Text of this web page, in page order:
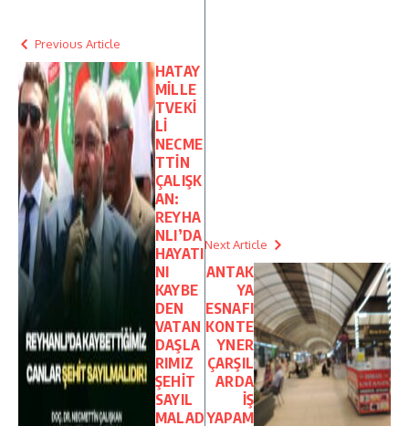
Previous Article
HATAY
MİLLE
TVEKİ
Lİ
NECME
TTİN
ÇALIŞK
AN:
REYHA
NLI’DA
HAYATI
NI
KAYBE
DEN
VATAN
DAŞLA
RIMIZ
ŞEHİT
SAYIL
MALAD
Next Article
ANTAK
YA
ESNAFI
KONTE
YNER
ÇARŞIL
ARDA
İŞ
YAPAM